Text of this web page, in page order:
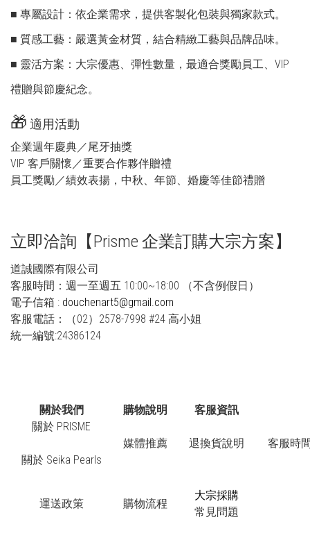
■ 專屬設計：依企業需求，提供客製化包裝與獨家款式。
■ 質感工藝：嚴選黃金材質，結合精緻工藝與品牌品味。
■ 靈活方案：大宗優惠、彈性數量，最適合獎勵員工、VIP
禮贈與節慶紀念。
🎁 適用活動
企業週年慶典／尾牙抽獎
VIP 客戶關懷／重要合作夥伴贈禮
員工獎勵／績效表揚，中秋、年節、婚慶等佳節禮贈
立即洽詢【Prisme 企業訂購大宗方案】
道誠國際有限公司
客服時間：週一至週五 10:00~18:00 （不含例假日）
電子信箱 : douchenart5@gmail.com
客服電話：（02）2578-7998 #24 高小姐
統一編號:24386124
關於我們 購物說明
客服資訊
關於 PRISME
關於 Seika Pearls
媒體推薦 退換貨說明 客服時
運送政策 購物流程
大宗採購
常見問題